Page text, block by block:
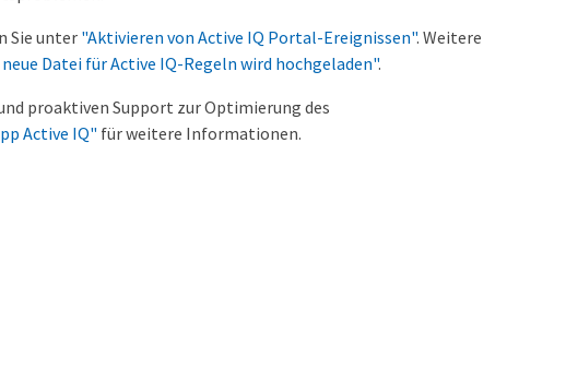
Sie unter "Aktivieren von Active IQ Portal-Ereignissen". Weitere
Datei für Active IQ-Regeln wird hochgeladen".
proaktiven Support zur Optimierung des
Active IQ" für weitere Informationen.